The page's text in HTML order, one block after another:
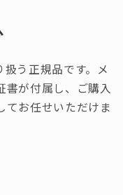
う正規品です。メ
書が付属し、ご購入
てお任せいただけま